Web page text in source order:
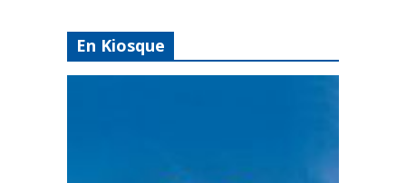
En Kiosque